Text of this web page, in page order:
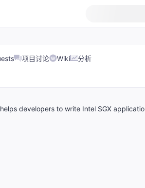
项目讨论 Wiki 分析
developers to write Intel SGX